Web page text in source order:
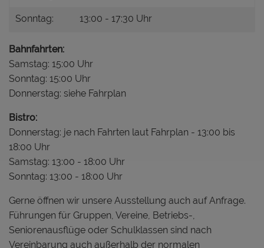
Sonntag: 13:00 - 17:30 Uhr
Bahnfahrten:
Samstag: 15:00 Uhr
Sonntag: 15:00 Uhr
Donnerstag: siehe Fahrplan
Bistro:
Donnerstag: je nach Fahrten laut Fahrplan - 13:00 bis
18:00 Uhr
Samstag: 13:00 - 18:00 Uhr
Sonntag: 13:00 - 18:00 Uhr
Gerne öffnen wir unsere Ausstellung auch auf Anfrage.
Führungen für Gruppen, Vereine, Betriebs-,
Seniorenausflüge oder Schulklassen sind nach
Vereinbarung auch außerhalb der normalen